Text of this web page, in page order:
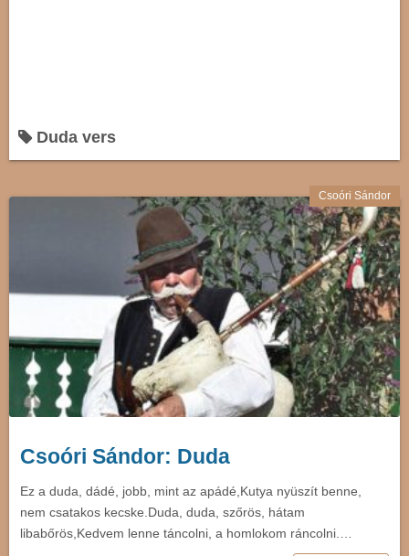
Duda vers
Csoóri Sándor
Csoóri Sándor: Duda
Ez a duda, dádé, jobb, mint az apádé,Kutya nyüszít benne,
nem csatakos kecske.Duda, duda, szőrös, hátam
libabőrös,Kedvem lenne táncolni, a homlokom ráncolni.…